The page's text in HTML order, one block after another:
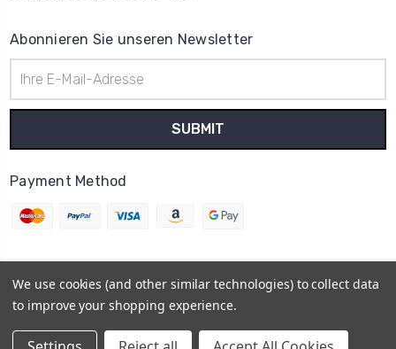
Abonnieren Sie unseren Newsletter
Mail-
Adresse
Payment Method
© 2026 Uhrenteile Lager
Powered byBigCommerce
We use cookies (and other similar technologies) to collect data
to improve your shopping experience.